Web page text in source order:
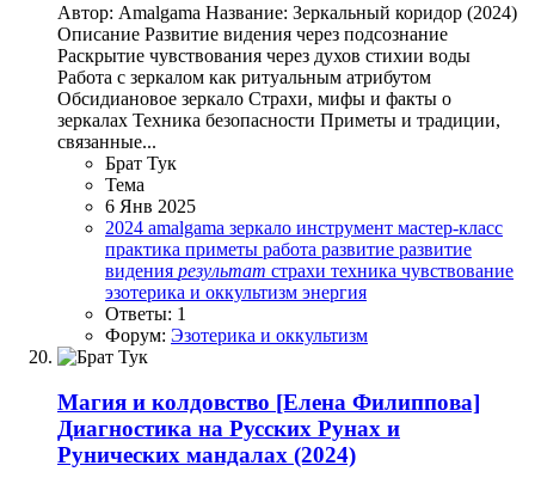
Автор: Amalgama Название: Зеркальный коридор (2024)
Описание Развитие видения через подсознание
Раскрытие чувствования через духов стихии воды
Работа с зеркалом как ритуальным атрибутом
Обсидиановое зеркало Страхи, мифы и факты о
зеркалах Техника безопасности Приметы и традиции,
связанные...
Брат Тук
Тема
6 Янв 2025
2024 amalgama зеркало инструмент мастер-класс
практика приметы работа развитие развитие
видения результат страхи техника чувствование
эзотерика и оккультизм энергия
Ответы: 1
Форум: Эзотерика и оккультизм
Магия и колдовство [Елена Филиппова]
Диагностика на Русских Рунах и
Рунических мандалах (2024)